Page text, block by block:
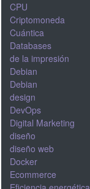
CPU
Criptomoneda
Cuántica
Databases
de la impresión
Debian
Debian
design
DevOps
Digital Marketing
diseño
diseño web
Docker
Ecommerce